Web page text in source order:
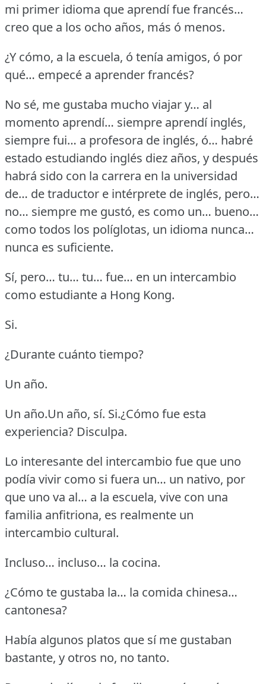
mi primer idioma que aprendí fue francés…
creo que a los ocho años, más ó menos.
¿Y cómo, a la escuela, ó tenía amigos, ó por
qué… empecé a aprender francés?
No sé, me gustaba mucho viajar y… al
momento aprendí… siempre aprendí inglés,
siempre fui… a profesora de inglés, ó… habré
estado estudiando inglés diez años, y después
habrá sido con la carrera en la universidad
de… de traductor e intérprete de inglés, pero…
no… siempre me gustó, es como un… bueno…
como todos los políglotas, un idioma nunca…
nunca es suficiente.
Sí, pero… tu… tu… fue… en un intercambio
como estudiante a Hong Kong.
Si.
¿Durante cuánto tiempo?
Un año.
Un año.Un año, sí. Si.¿Cómo fue esta
experiencia? Disculpa.
Lo interesante del intercambio fue que uno
podía vivir como si fuera un… un nativo, por
que uno va al… a la escuela, vive con una
familia anfitriona, es realmente un
intercambio cultural.
Incluso… incluso… la cocina.
¿Cómo te gustaba la… la comida chinesa…
cantonesa?
Había algunos platos que sí me gustaban
bastante, y otros no, no tanto.